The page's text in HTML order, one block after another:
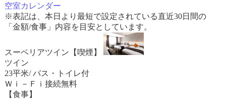
空室カレンダー
※表記は、本日より最短で設定されている直近30日間の
「金額/食事」内容を目安としています。
スーペリアツイン【喫煙】
ツイン
23平米/ バス・トイレ付
Ｗｉ－Ｆｉ接続無料
【食事】